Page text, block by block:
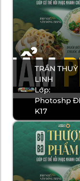
TRẦN THUỲ
LINH
Lớp:
Photoshp
K17